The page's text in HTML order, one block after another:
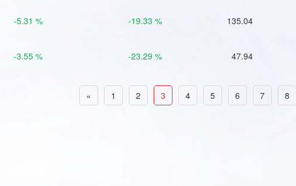
-5.31 % -19.33 % 135.04
-3.55 % -23.29 % 47.94
« 1 2 3 4 5 6 7 8